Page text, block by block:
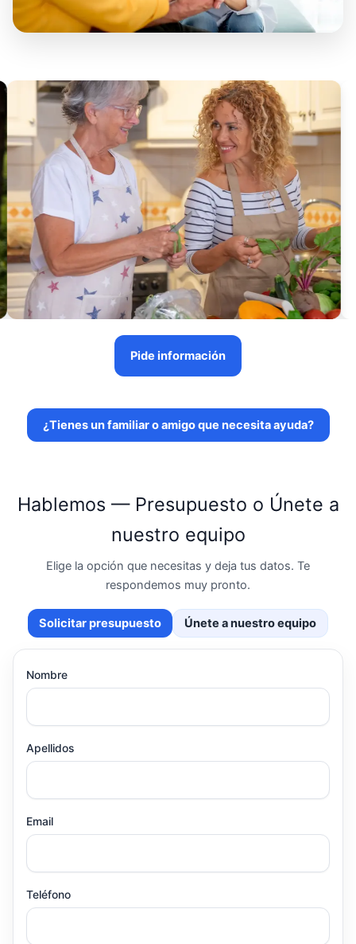
Pide información
¿Tienes un familiar o amigo que necesita ayuda?
Hablemos — Presupuesto o Únete a
nuestro equipo
Elige la opción que necesitas y deja tus datos. Te
respondemos muy pronto.
Solicitar presupuesto Únete a nuestro equipo
Nombre
Apellidos
Email
Teléfono